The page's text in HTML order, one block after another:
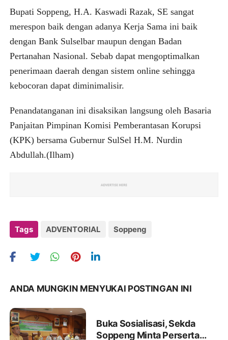
Bupati Soppeng, H.A. Kaswadi Razak, SE sangat
merespon baik dengan adanya Kerja Sama ini baik
dengan Bank Sulselbar maupun dengan Badan
Pertanahan Nasional. Sebab dapat mengoptimalkan
penerimaan daerah dengan sistem online sehingga
kebocoran dapat diminimalisir.
Penandatanganan ini disaksikan langsung oleh Basaria
Panjaitan Pimpinan Komisi Pemberantasan Korupsi
(KPK) bersama Gubernur SulSel H.M. Nurdin
Abdullah.(Ilham)
Tags ADVENTORIAL Soppeng
ANDA MUNGKIN MENYUKAI POSTINGAN INI
Buka Sosialisasi, Sekda
Soppeng Minta Perserta